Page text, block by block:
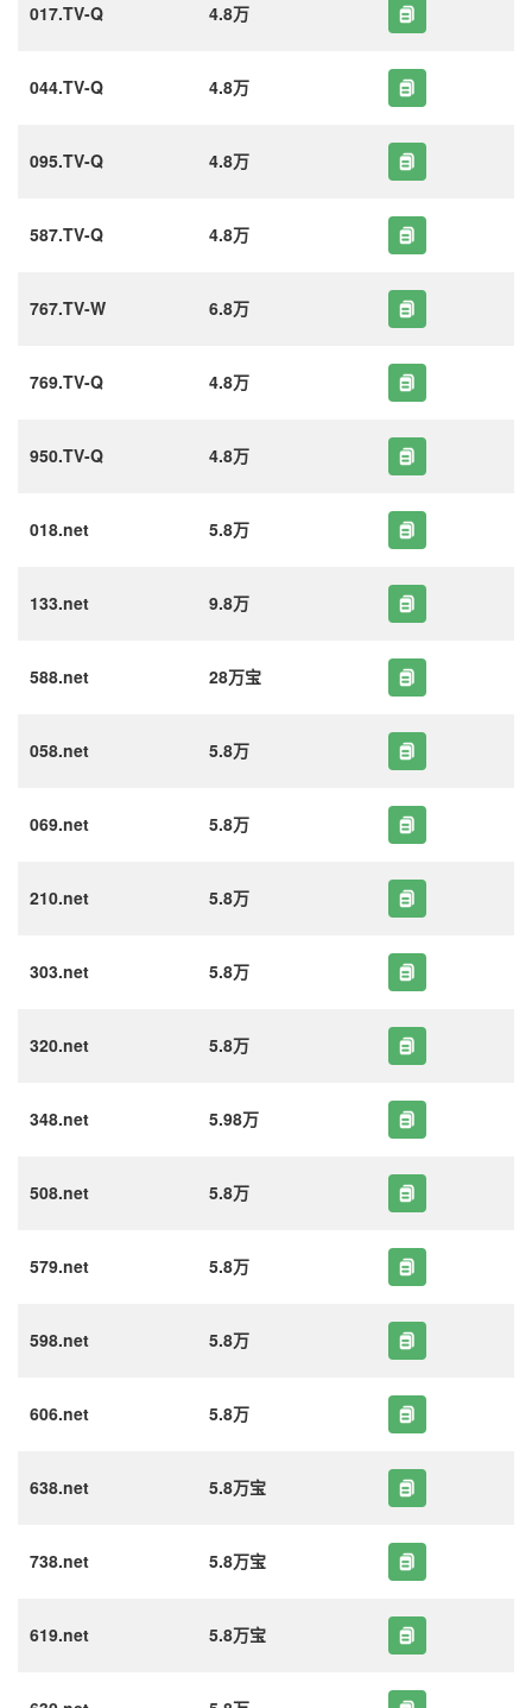
017.TV-Q 4.8万
044.TV-Q 4.8万
095.TV-Q 4.8万
587.TV-Q 4.8万
767.TV-W 6.8万
769.TV-Q 4.8万
950.TV-Q 4.8万
018.net 5.8万
133.net 9.8万
588.net 28万宝
058.net 5.8万
069.net 5.8万
210.net 5.8万
303.net 5.8万
320.net 5.8万
348.net 5.98万
508.net 5.8万
579.net 5.8万
598.net 5.8万
606.net 5.8万
638.net 5.8万宝
738.net 5.8万宝
619.net 5.8万宝